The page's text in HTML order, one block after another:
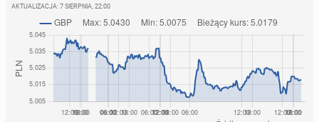
AKTUALIZACJA: 7 SIERPNIA, 22:00